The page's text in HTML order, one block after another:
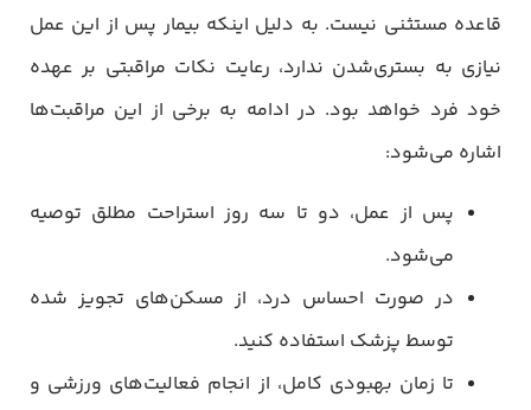
قاعده مستثنی نیست. به دلیل اینکه بیمار پس از این عمل
نیازی به بستری‌شدن ندارد، رعایت نکات مراقبتی بر عهده
خود فرد خواهد بود. در ادامه به برخی از این مراقبت‌ها
اشاره می‌شود:
پس از عمل، دو تا سه روز استراحت مطلق توصیه
می‌شود.
در صورت احساس درد، از مسکن‌های تجویز شده
توسط پزشک استفاده کنید.
تا زمان بهبودی کامل، از انجام فعالیت‌های ورزشی و